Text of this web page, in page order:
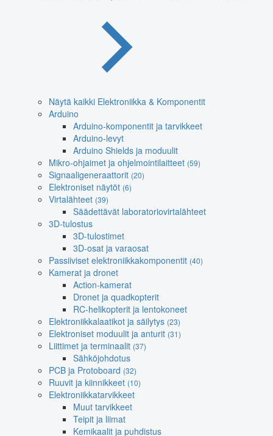
Näytä kaikki Elektroniikka & Komponentit
Arduino
Arduino-komponentit ja tarvikkeet
Arduino-levyt
Arduino Shields ja moduulit
Mikro-ohjaimet ja ohjelmointilaitteet (59)
Signaaligeneraattorit (20)
Elektroniset näytöt (6)
Virtalähteet (39)
Säädettävät laboratoriovirtalähteet
3D-tulostus
3D-tulostimet
3D-osat ja varaosat
Passiiviset elektroniikkakomponentit (40)
Kamerat ja dronet
Action-kamerat
Dronet ja quadkopterit
RC-helikopterit ja lentokoneet
Elektroniikkalaatikot ja säilytys (23)
Elektroniset moduulit ja anturit (31)
Liittimet ja terminaalit (37)
Sähköjohdotus
PCB ja Protoboard (32)
Ruuvit ja kiinnikkeet (10)
Elektroniikkatarvikkeet
Muut tarvikkeet
Teipit ja liimat
Kemikaalit ja puhdistus